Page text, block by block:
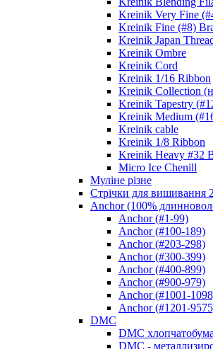
Kreinik Very Fine
Kreinik Fine (#8)
Kreinik Japan
Kreinik Ombre
Kreinik Cord
Kreinik 1/16 Ribbon
Kreinik Collection
Kreinik Tapestry
Kreinik Medium
Kreinik cable
Kreinik 1/8 Ribbon
Kreinik Heavy #32
Micro Ice Chenill
Муліне різне
Стрічки для вишивання
Anchor (100%
Anchor (#1-99)
Anchor (#100-189)
Anchor (#203-298)
Anchor (#300-399)
Anchor (#400-899)
Anchor (#900-979)
Anchor (#1001-
Anchor (#1201-
DMC
DMC
DMC -